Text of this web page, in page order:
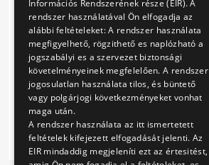
3. sz. melléklet
4. sz. melléklet
5. sz. melléklet
6. sz. melléklet
1. sz. függelék
2. sz. függelék
Vállalkozási szerződés
Információs Rendszerének része (EIR). A
rendszer használatával Ön elfogadja az
alábbi feltételeket: A rendszer használata
megfigyelhető, rögzithető es naplózható a
jogszabályi es a szervezet biztonsági
követelményeinek megfelelően. A rendszer
jogosulatlan használata tilos, és büntető
vagy polgárjogi következményeket vonhat
maga után.
A rendszer használata az itt ismertetett
feltételek kifejezett elfogadását jelenti. Az
EIR mindaddig megjeleníti ezt az értesitést,